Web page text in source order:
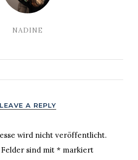
NADINE
LEAVE A REPLY
wird nicht veröffentlicht.
sind mit* markiert